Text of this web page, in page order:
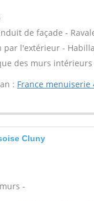
de façade -
par l'extérieur -
des murs intérieurs
: France menuiserie
Cluny
-